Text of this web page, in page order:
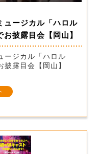
ュージカル「ハロル
披露目会【岡山】
ージカル「ハロル
露目会【岡山】